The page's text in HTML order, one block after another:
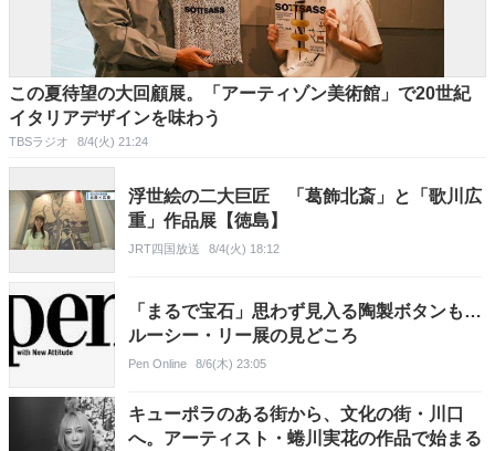
この夏待望の大回顧展。「アーティゾン美術館」で20世紀
イタリアデザインを味わう
TBSラジオ 8/4(火) 21:24
浮世絵の二大巨匠 「葛飾北斎」と「歌川広
重」作品展【徳島】
JRT四国放送 8/4(火) 18:12
「まるで宝石」思わず見入る陶製ボタンも…
ルーシー・リー展の見どころ
Pen Online 8/6(木) 23:05
キューポラのある街から、文化の街・川口
へ。アーティスト・蜷川実花の作品で始まる